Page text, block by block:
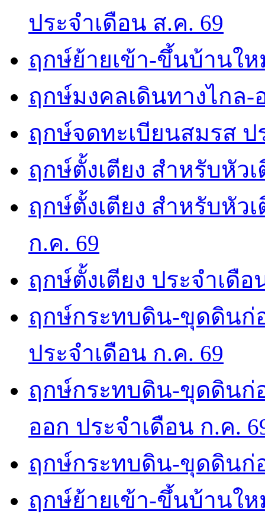
ประจำเดือน ส.ค. 69
ฤกษ์ย้ายเข้า-ขึ้นบ้านให
ฤกษ์มงคลเดินทางไกล-
ฤกษ์จดทะเบียนสมรส ป
ฤกษ์ตั้งเตียง สำหรับหัว
ฤกษ์ตั้งเตียง สำหรับหัว
ก.ค. 69
ฤกษ์ตั้งเตียง ประจำเดือ
ฤกษ์กระทบดิน-ขุดดินก่
ประจำเดือน ก.ค. 69
ฤกษ์กระทบดิน-ขุดดินก่
ออก ประจำเดือน ก.ค.
ฤกษ์กระทบดิน-ขุดดินก่
ฤกษ์ย้ายเข้า-ขึ้นบ้านใ